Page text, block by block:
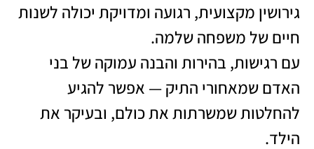
גירושין מקצועית, רגועה ומדויקת יכולה לשנות
חיים של משפחה שלמה.
עם רגישות, בהירות והבנה עמוקה של בני
האדם שמאחורי התיק — אפשר להגיע
להחלטות שמשרתות את כולם, ובעיקר את
הילד.